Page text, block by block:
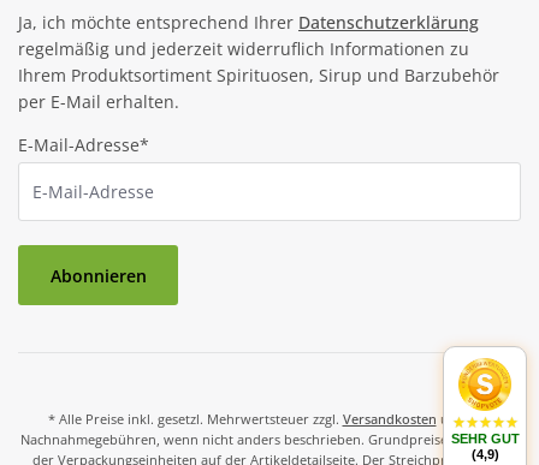
Ja, ich möchte entsprechend Ihrer Datenschutzerklärung
regelmäßig und jederzeit widerruflich Informationen zu
Ihrem Produktsortiment Spirituosen, Sirup und Barzubehör
per E-Mail erhalten.
E-Mail-Adresse*
Abonnieren
* Alle Preise inkl. gesetzl. Mehrwertsteuer zzgl. Versandkosten und ggf.
Nachnahmegebühren, wenn nicht anders beschrieben. Grundpreise und Preise
der Verpackungseinheiten auf der Artikeldetailseite. Der Streichpreis ist der
SEHR GUT
(4,9)